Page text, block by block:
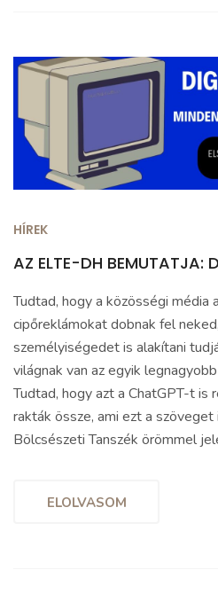
HÍREK
AZ ELTE-DH BEMUTATJA:
Tudtad, hogy a közösségi média
cipőreklámokat dobnak fel
személyiségedet is alakítani
világnak van az egyik
Tudtad, hogy azt a ChatGPT-t is
rakták össze, ami ezt a
Bölcsészeti Tanszék örömmel
ELOLVASOM